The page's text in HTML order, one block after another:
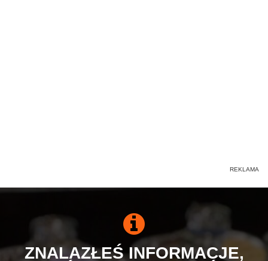
ZNALAZŁEŚ INFORMACJE,